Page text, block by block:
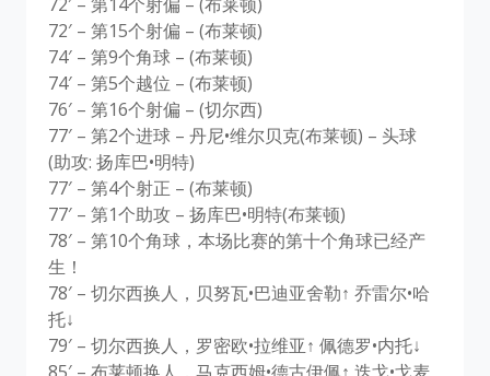
72′ – 第15个射偏 – (布莱顿)
74′ – 第9个角球 – (布莱顿)
74′ – 第5个越位 – (布莱顿)
76′ – 第16个射偏 – (切尔西)
77′ – 第2个进球 – 丹尼•维尔贝克(布莱顿) – 头球
(助攻: 扬库巴•明特)
77′ – 第4个射正 – (布莱顿)
77′ – 第1个助攻 – 扬库巴•明特(布莱顿)
78′ – 第10个角球，本场比赛的第十个角球已经产
生！
78′ – 切尔西换人，贝努瓦•巴迪亚舍勒↑ 乔雷尔•哈
托↓
79′ – 切尔西换人，罗密欧•拉维亚↑ 佩德罗•内托↓